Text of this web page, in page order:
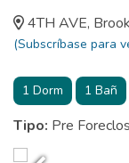
4TH AVE,
(Subscríbase para
1 Dorm 1 Bañ
Tipo: Pre